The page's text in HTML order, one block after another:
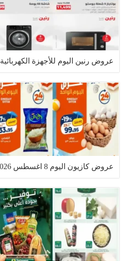
عروض رنين اليوم للأجهزة الكهربائية 9 و 10 اغسطس 2026
عروض كازيون اليوم 8 اغسطس 2026 أوفر سعر